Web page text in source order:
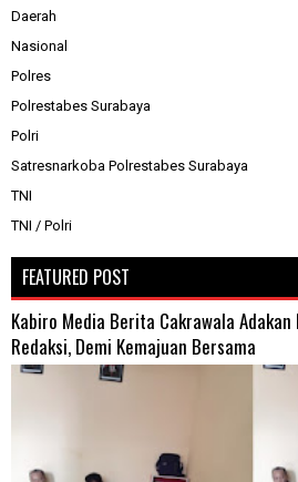
Daerah
Nasional
Polres
Polrestabes Surabaya
Polri
Satresnarkoba Polrestabes Surabaya
TNI
TNI / Polri
FEATURED POST
Kabiro Media Berita Cakrawala
Redaksi, Demi Kemajuan Bersama